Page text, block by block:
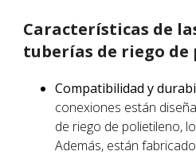
Características de
tuberías de riego
Compatibilidad y
conexiones están
de riego de polietileno,
Además, están